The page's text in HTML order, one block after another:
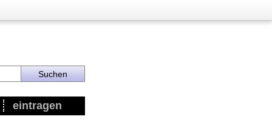
eintragen